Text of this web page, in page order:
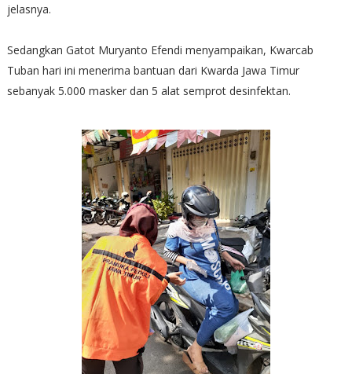
jelasnya.
Sedangkan Gatot Muryanto Efendi menyampaikan, Kwarcab
Tuban hari ini menerima bantuan dari Kwarda Jawa Timur
sebanyak 5.000 masker dan 5 alat semprot desinfektan.